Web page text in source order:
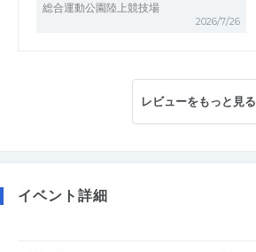
総合運動公園陸上競技場
2026/7/26
レビューをもっと見る
イベント詳細